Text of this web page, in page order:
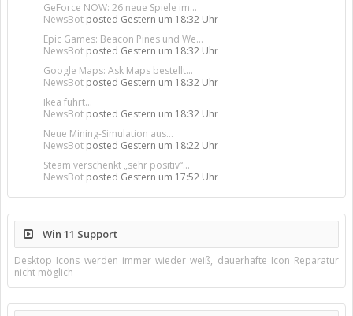
GeForce NOW: 26 neue Spiele im...
NewsBot posted Gestern um 18:32 Uhr
Epic Games: Beacon Pines und We...
NewsBot posted Gestern um 18:32 Uhr
Google Maps: Ask Maps bestellt...
NewsBot posted Gestern um 18:32 Uhr
Ikea führt...
NewsBot posted Gestern um 18:32 Uhr
Neue Mining-Simulation aus...
NewsBot posted Gestern um 18:22 Uhr
Steam verschenkt „sehr positiv“...
NewsBot posted Gestern um 17:52 Uhr
Win 11 Support
Desktop Icons werden immer wieder weiß, dauerhafte Icon Reparatur
nicht möglich